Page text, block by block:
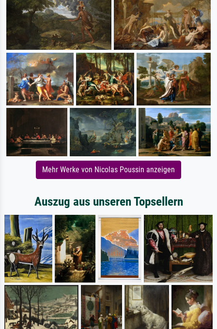
Mehr Werke von Nicolas Poussin anzeigen
Auszug aus unseren Topsellern